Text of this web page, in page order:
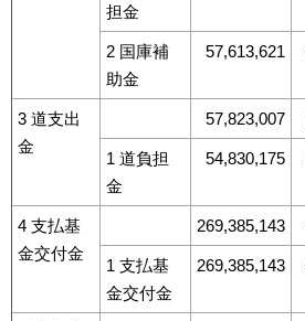
担金
2 国庫補
助金
57,613,621
3 道支出
金
57,823,007
1 道負担
金
54,830,175
4 支払基
金交付金
269,385,143
1 支払基
金交付金
269,385,143